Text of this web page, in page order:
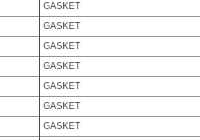
GASKET
GASKET
GASKET
GASKET
GASKET
GASKET
GASKET